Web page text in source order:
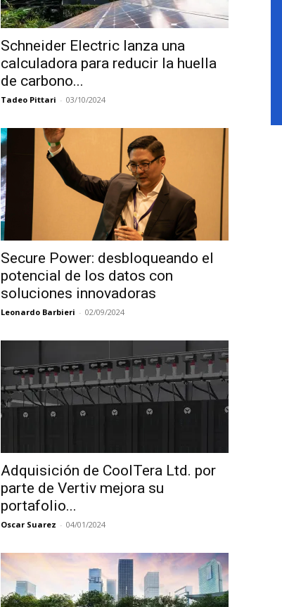
Schneider Electric lanza una
calculadora para reducir la huella
de carbono...
Tadeo Pittari - 03/10/2024
Secure Power: desbloqueando el
potencial de los datos con
soluciones innovadoras
Leonardo Barbieri - 02/09/2024
Adquisición de CoolTera Ltd. por
parte de Vertiv mejora su
portafolio...
Oscar Suarez - 04/01/2024